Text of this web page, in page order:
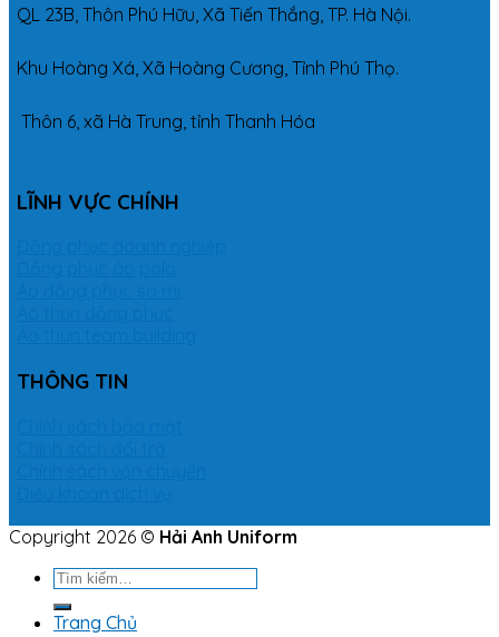
QL 23B, Thôn Phú Hữu, Xã Tiến Thắng, TP. Hà Nội.
Khu Hoàng Xá, Xã Hoàng Cương, Tỉnh Phú Thọ.
Thôn 6, xã Hà Trung, tỉnh Thanh Hóa
LĨNH VỰC CHÍNH
THÔNG TIN
Copyright 2026 © Hải Anh Uniform
Tìm
kiếm:
Trang Chủ